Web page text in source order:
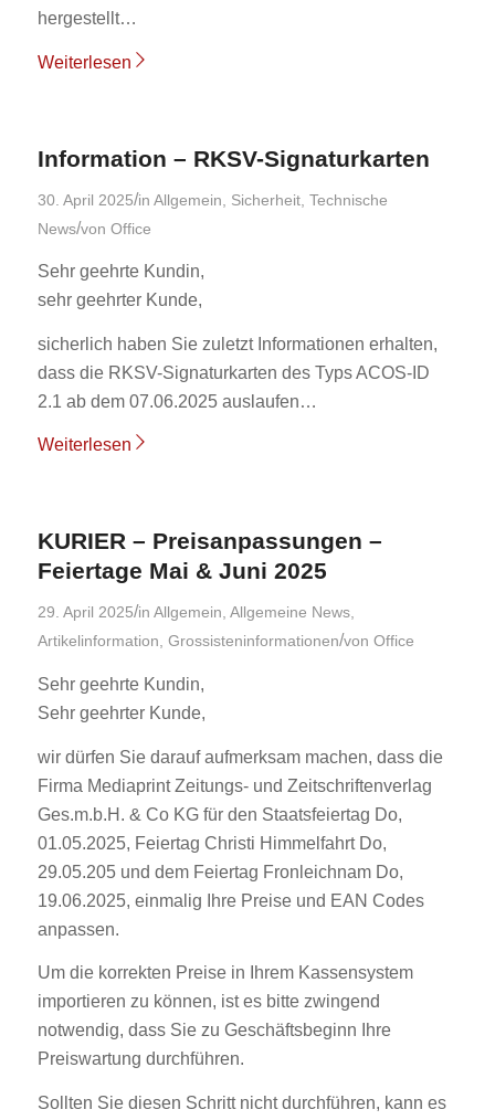
hergestellt…
Weiterlesen
Information – RKSV-Signaturkarten
30. April 2025/in Allgemein Sicherheit, Technische
News/von Office
Sehr geehrte Kundin,
sehr geehrter Kunde,
sicherlich haben Sie zuletzt Informationen erhalten,
dass die RKSV-Signaturkarten des Typs ACOS-ID
2.1 ab dem 07.06.2025 auslaufen…
Weiterlesen
KURIER – Preisanpassungen –
Feiertage Mai & Juni 2025
29. April 2025/in Allgemein, Allgemeine News,
Artikelinformation, Grossisteninformationen/von Office
Sehr geehrte Kundin,
Sehr geehrter Kunde,
wir dürfen Sie darauf aufmerksam machen, dass die
Firma Mediaprint Zeitungs- und Zeitschriftenverlag
Ges.m.b.H. & Co KG für den Staatsfeiertag Do,
01.05.2025, Feiertag Christi Himmelfahrt Do,
29.05.205 und dem Feiertag Fronleichnam Do,
19.06.2025, einmalig Ihre Preise und EAN Codes
anpassen.
Um die korrekten Preise in Ihrem Kassensystem
importieren zu können, ist es bitte zwingend
notwendig, dass Sie zu Geschäftsbeginn Ihre
Preiswartung durchführen.
Sollten Sie diesen Schritt nicht durchführen, kann es